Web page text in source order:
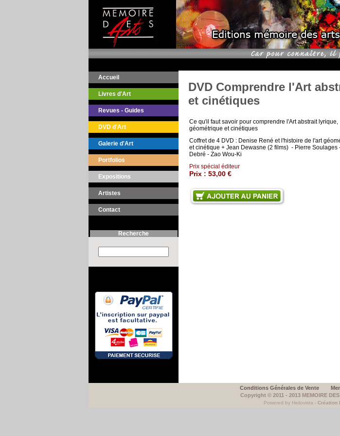
Accueil
Livres d'Art
Revues - Guides
DVD d'Art
Galerie d'Art
Portfolios
Expositions
Artistes
Contact
Recherche
DVD Comprendre l'Art
et cinétiques
Ce qu'il faut savoir pour comprendre l'Art abstrait lyrique,
géométrique et cinétiques
Coffret de 4 DVD : Denise René et l'histoire de l'art
et cinétique + Jean Dewasne (2 films) - Pierre Soulages
Debré - Zao Wou-Ki
Prix spécial éditeur
Prix : 53,00 €
Conditions Générales de Vente
Copyright © 2011 - 2013 MEMOIRE
Powered by Heliovista - Création